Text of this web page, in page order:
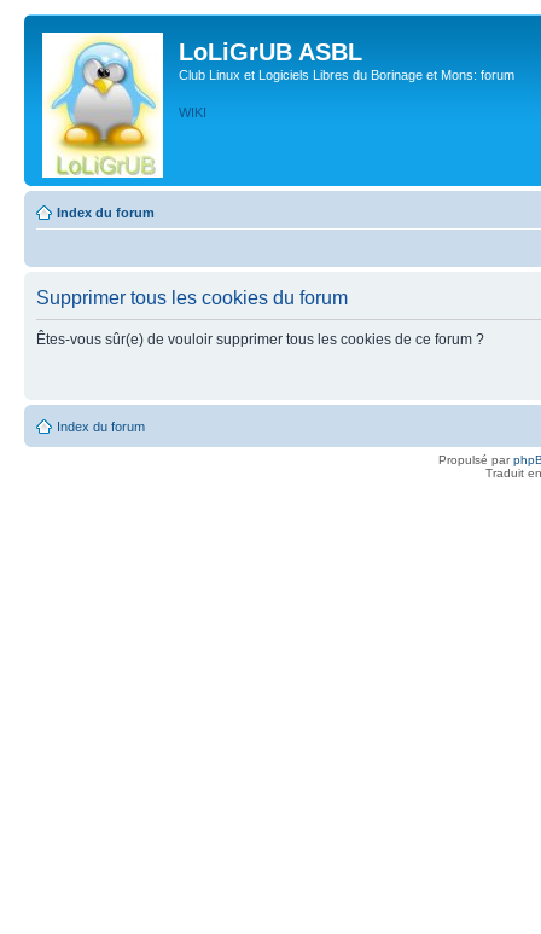
LoLiGrUB ASBL
Club Linux et Logiciels Libres du Borinage et Mons: forum
WIKI
Index du forum
Supprimer tous les cookies du forum
Êtes-vous sûr(e) de vouloir supprimer tous les cookies de ce forum ?
Index du forum
Propulsé par
Traduit